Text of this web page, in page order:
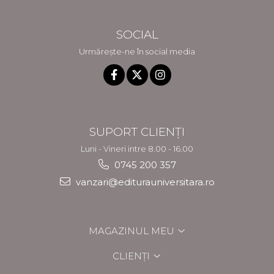
SOCIAL
Urmărește-ne în social media
SUPORT CLIENȚI
Luni - Vineri intre 8.00 - 16.00
0745 200 357
vanzari@editurauniversitara.ro
MAGAZINUL MEU
CLIENȚI